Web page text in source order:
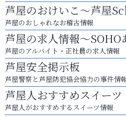
芦屋のおけいこ～芦屋
芦屋のおしゃれなお稽古情報
芦屋の求人情報～SOHO
芦屋のアルバイト・正社員の求人情報
芦屋安全掲示板
芦屋警察と芦屋防犯協会協力の事件情
芦屋人おすすめスイーツ
芦屋人がおすすめするスイーツ情報